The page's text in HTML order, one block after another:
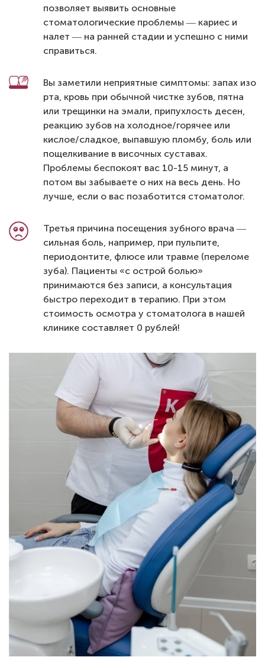
позволяет выявить основные
стоматологические проблемы ― кариес и
налет ― на ранней стадии и успешно с ними
справиться.
Вы заметили неприятные симптомы: запах изо
рта, кровь при обычной чистке зубов, пятна
или трещинки на эмали, припухлость десен,
реакцию зубов на холодное/горячее или
кислое/сладкое, выпавшую пломбу, боль или
пощелкивание в височных суставах.
Проблемы беспокоят вас 10-15 минут, а
потом вы забываете о них на весь день. Но
лучше, если о вас позаботится стоматолог.
Третья причина посещения зубного врача ―
сильная боль, например, при пульпите,
периодонтите, флюсе или травме (переломе
зуба). Пациенты «с острой болью»
принимаются без записи, а консультация
быстро переходит в терапию. При этом
стоимость осмотра у стоматолога в нашей
клинике составляет 0 рублей!